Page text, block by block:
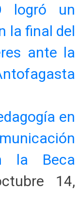
logró un
la final del
ante la
en
la Beca
14,